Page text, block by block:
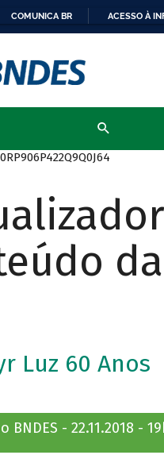
COMUNICA BR ACESSO À
Luz 60 Anos
BNDES - 22.11.2018 -